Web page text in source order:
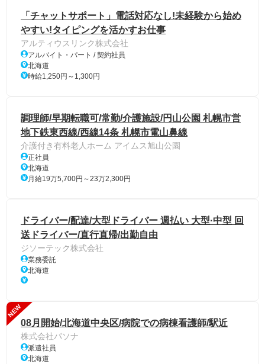
「チャットサポート」電話対応なし!未経験から始め
やすい!タイピングを活かすお仕事
アルティウスリンク株式会社
アルバイト・パート / 契約社員
北海道
時給1,250円～1,300円
調理師/早期転職可/常勤/介護施設/円山公園 札幌市営
地下鉄東西線/西線14条 札幌市電山鼻線
介護付き有料老人ホーム アイムス旭山公園
正社員
北海道
月給19万5,700円～23万2,300円
ドライバー/配達/大型ドライバー 週払い 大型·中型 回
送ドライバー/直行直帰/出勤自由
ジソーテック株式会社
業務委託
北海道
NEW
08月開始/北海道中央区/病院での病棟看護師/駅近
株式会社パソナ
派遣社員
北海道